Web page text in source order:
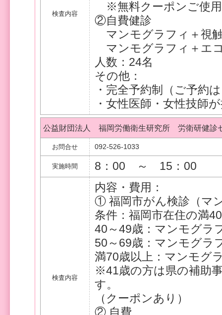
検査内容
※無料クーポンご使
②自費健診
マンモグラフィ＋
マンモグラフィ＋
人数：24名
その他：
・完全予約制（ご予約
・女性医師・女性技師
公益財団法人 福岡労働衛生研究所 労衛研健診
お問合せ 092-526-1033
実施時間 8：00 ～ 15：00
検査内容
内容・費用：
① 福岡市がん検診（マ
条件：福岡市在住の満
40～49歳：マンモグ
50～69歳：マンモグ
満70歳以上：マンモ
※41歳の方は県の補助
す。
（クーポンあり）
② 自費